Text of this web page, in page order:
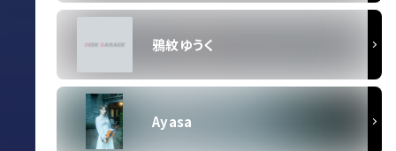
鴉紋ゆうく
Ayasa